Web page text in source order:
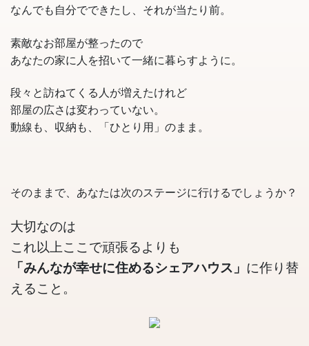
なんでも自分でできたし、それが当たり前。
素敵なお部屋が整ったので
あなたの家に人を招いて一緒に暮らすように。
段々と訪ねてくる人が増えたけれど
部屋の広さは変わっていない。
動線も、収納も、「ひとり用」のまま。
そのままで、あなたは次のステージに行けるでしょうか？
大切なのは
これ以上ここで頑張るよりも
「みんなが幸せに住めるシェアハウス」 に作り替
えること。